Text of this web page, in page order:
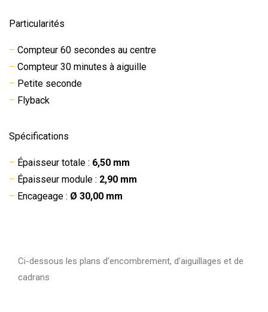
Particularités
– Compteur 60 secondes au centre
– Compteur 30 minutes à aiguille
– Petite seconde
– Flyback
Spécifications
– Épaisseur totale : 6,50 mm
– Épaisseur module : 2,90 mm
– Encageage : Ø 30,00 mm
Ci-dessous les plans d’encombrement, d’aiguillages et de
cadrans